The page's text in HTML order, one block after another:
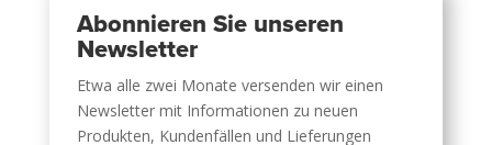
Abonnieren Sie unseren
Newsletter
Etwa alle zwei Monate versenden wir einen
Newsletter mit Informationen zu neuen
Produkten, Kundenfällen und Lieferungen